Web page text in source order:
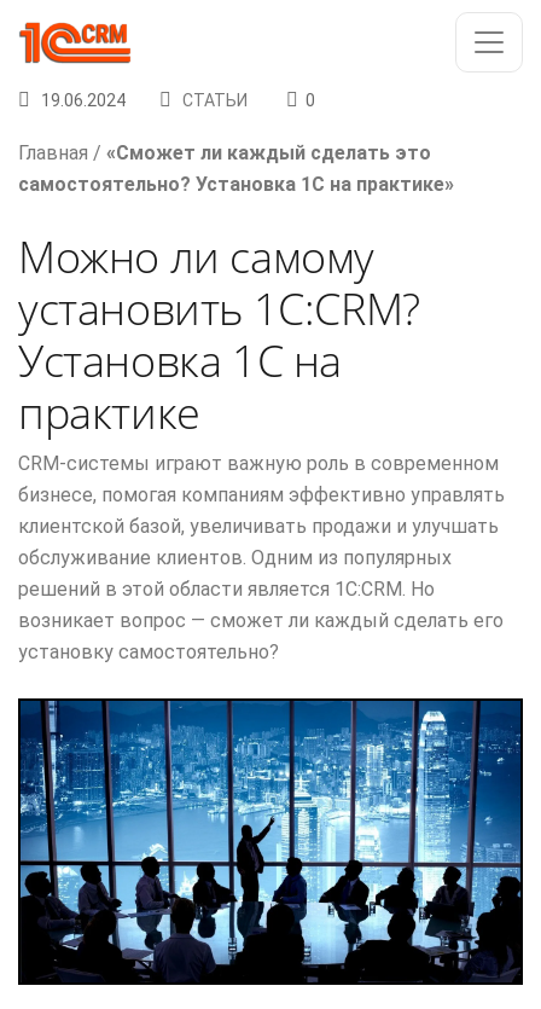
19.06.2024 СТАТЬИ 0
Главная / «Сможет ли каждый сделать это
самостоятельно? Установка 1С на практике»
Можно ли самому
установить 1С:CRM?
Установка 1С на
практике
CRM-системы играют важную роль в современном
бизнесе, помогая компаниям эффективно управлять
клиентской базой, увеличивать продажи и улучшать
обслуживание клиентов. Одним из популярных
решений в этой области является 1С:CRM. Но
возникает вопрос — сможет ли каждый сделать его
установку самостоятельно?